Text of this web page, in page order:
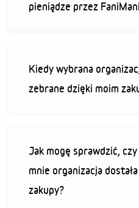
pieniądze przez
Kiedy wybrana
zebrane dzięki moim
Jak mogę sprawdzić,
mnie organizacja
zakupy?